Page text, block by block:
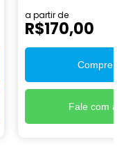
a partir de
R$170,00
Compre
Fale com